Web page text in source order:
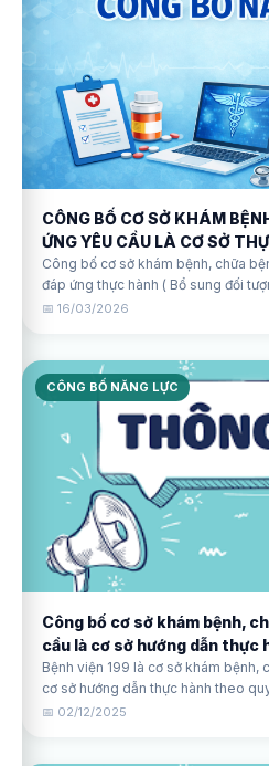
CÔNG BỐ CƠ SỞ KHÁM
ỨNG YÊU CẦU LÀ CƠ SỞ
Công bố cơ sở khám bệnh, chữa
đáp ứng thực hành ( Bổ sung đối
với phạm vi hành nghề Bác sĩ
📅 16/03/2026
CÔNG BỐ NĂNG LỰC
Công bố cơ sở khám bệnh,
cầu là cơ sở hướng dẫn thực
Bệnh viện 199 là cơ sở khám bệnh,
cơ sở hướng dẫn thực hành theo
📅 02/12/2025